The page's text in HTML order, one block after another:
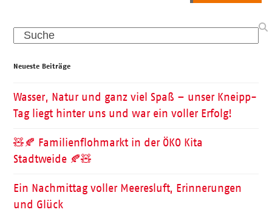
Search
Neueste Beiträge
Wasser, Natur und ganz viel Spaß – unser Kneipp-
Tag liegt hinter uns und war ein voller Erfolg!
🧸🍂 Familienflohmarkt in der ÖKO Kita
Stadtweide 🍂🧸
Ein Nachmittag voller Meeresluft, Erinnerungen
und Glück